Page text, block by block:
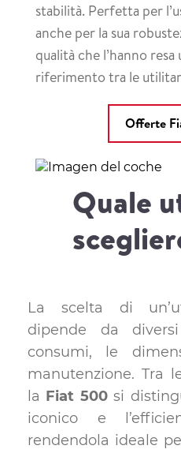
stabilità. Perfetta per
anche per la sua
qualità che l’hanno
riferimento tra le
Offerte
Quale
La scelta di
dipende da
consumi, le
manutenzione. Tra
la Fiat 500si
iconico e
rendendola ideale